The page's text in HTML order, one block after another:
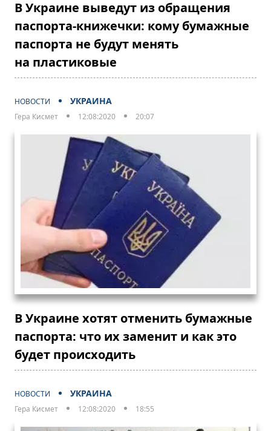
В Украине выведут из обращения
паспорта-книжечки: кому бумажные
паспорта не будут менять
на пластиковые
НОВОСТИ УКРАИНА
Гера Кисмет 12:08:2020 20:07
В Украине хотят отменить бумажные
паспорта: что их заменит и как это
будет происходить
НОВОСТИ УКРАИНА
Гера Кисмет 12:08:2020 18:55